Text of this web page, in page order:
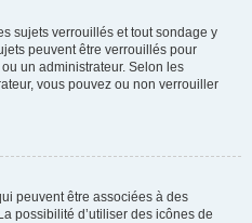
sujets verrouillés et tout sondage y
peuvent être verrouillés pour
un administrateur. Selon les
vous pouvez ou non verrouiller
peuvent être associées à des
possibilité d’utiliser des icônes de